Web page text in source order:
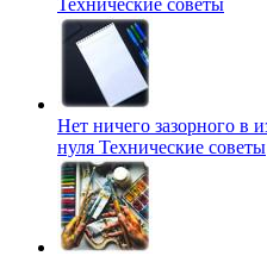
Нет ничего зазорного в
нуля Технические советы